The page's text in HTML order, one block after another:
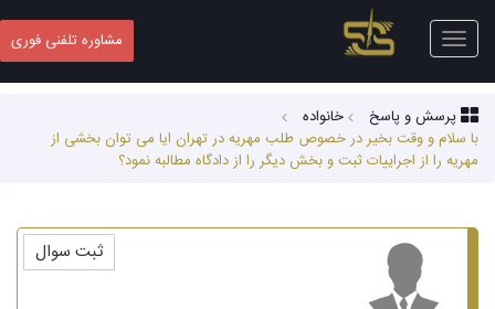
Toggle
navigation
مشاوره تلفنی فوری
پرسش و پاسخ
خانواده
با سلام و وقت بخیر در خصوص طلب مهریه در تهران ایا می توان بخشی از
مهریه را از اجراییات ثبت و بخش دیگر را از دادگاه مطالبه نمود؟
ثبت سوال